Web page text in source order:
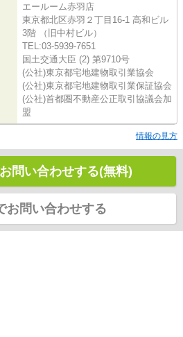
エールーム赤羽店
東京都北区赤羽２丁目16-1 高和ビル
3階 （旧中村ビル）
TEL:03-5939-7651
国土交通大臣 (2) 第9710号
(公社)東京都宅地建物取引業協会
(公社)東京都宅地建物取引業保証協会
(公社)首都圏不動産公正取引協議会加
盟
情報の見方
問い合わせする(無料)
お問い合わせする